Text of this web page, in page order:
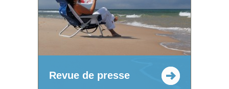
Revue de presse